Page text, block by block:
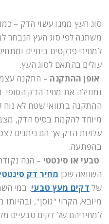
סוג העץ ממנו עשוי הדק –
משתנה לפי סוג העץ הנבחר
עולים בהתאם לסוג העץ.
אופן ההתקנה – התקנה
ומוזילה את מחיר הדק
ההתקנה בתוואי שטח לא
מיוחד להקמת בסיס הדק,
עלויות הדק אך הם ניתנים
בהפתעה.
טבעי או סינטטי – הנה
השוואה שכן מחיר דק סינטטי
של דקים מעץ טבעי. במי
מיובא, הקרוי "גוסן",
למחיריהם של דקים טבעיים